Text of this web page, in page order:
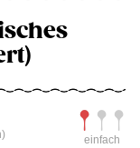
einfach